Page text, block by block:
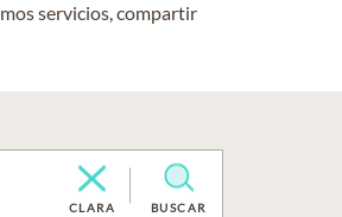
servicios, compartir
CLARA BUSCAR